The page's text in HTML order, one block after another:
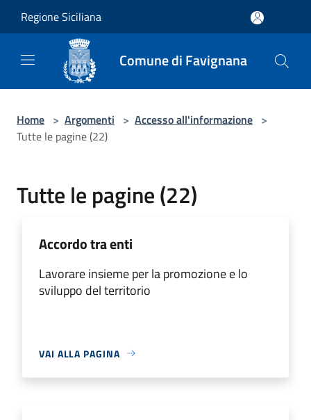
Regione Siciliana
Comune di Favignana
Home > Argomenti > Accesso all'informazione >
Tutte le pagine (22)
Tutte le pagine (22)
Accordo tra enti
Lavorare insieme per la promozione e lo
sviluppo del territorio
VAI ALLA PAGINA